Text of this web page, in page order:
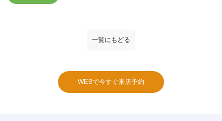
一覧にもどる
WEBで今すぐ来店予約